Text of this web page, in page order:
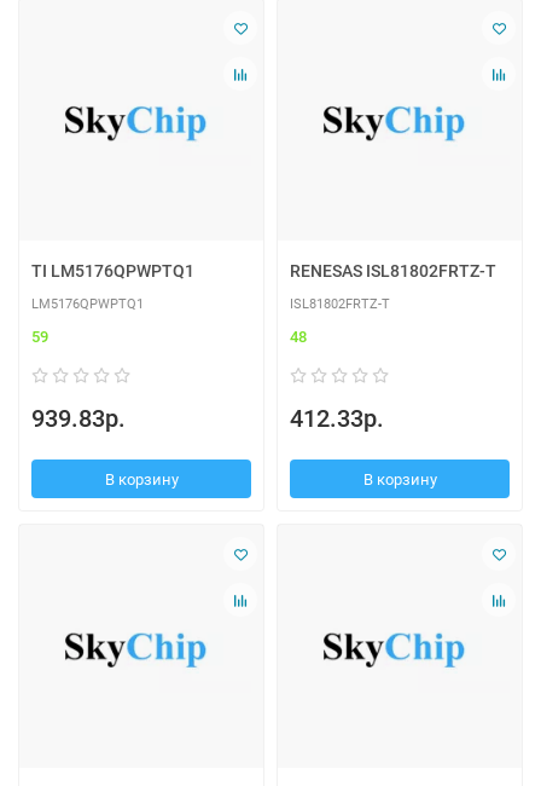
TI LM5176QPWPTQ1
LM5176QPWPTQ1
59
939.83р.
В корзину
RENESAS ISL81802FRTZ-T
ISL81802FRTZ-T
48
412.33р.
В корзину